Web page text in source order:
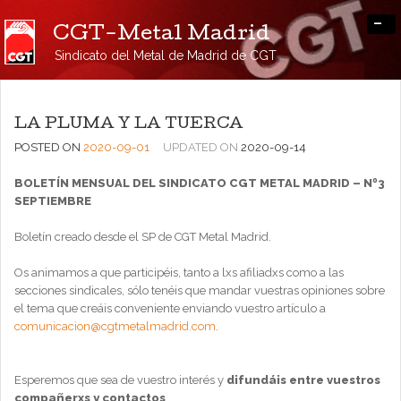
CGT-Metal Madrid
Sindicato del Metal de Madrid de CGT
-
LA PLUMA Y LA TUERCA
POSTED ON 2020-09-01 UPDATED ON 2020-09-14
BOLETÍN MENSUAL DEL SINDICATO CGT METAL MADRID – Nº3
SEPTIEMBRE
Boletín creado desde el SP de CGT Metal Madrid.
Os animamos a que participéis, tanto a lxs afiliadxs como a las
secciones sindicales, sólo tenéis que mandar vuestras opiniones sobre
el tema que creáis conveniente enviando vuestro artículo a
comunicacion@cgtmetalmadrid.com.
Esperemos que sea de vuestro interés y difundáis entre vuestros
compañerxs y contactos.